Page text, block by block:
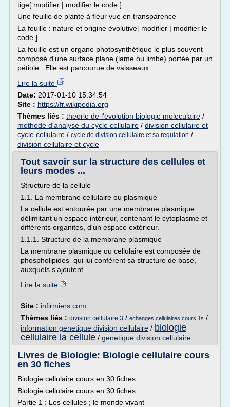
tige[ modifier | modifier le code ]
Une feuille de plante à fleur vue en transparence
La feuille : nature et origine évolutive[ modifier | modifier le
code ]
La feuille est un organe photosynthétique le plus souvent
composé d'une surface plane (lame ou limbe) portée par un
pétiole . Elle est parcourue de vaisseaux...
Lire la suite
Date: 2017-01-10 15:34:54
Site : https://fr.wikipedia.org
Thèmes liés : theorie de l'evolution biologie moleculaire /
methode d'analyse du cycle cellulaire / division cellulaire et
cycle cellulaire / cycle de division cellulaire et sa regulation /
division cellulaire et cycle
Tout savoir sur la structure des cellules et
leurs modes ...
Structure de la cellule
1.1. La membrane cellulaire ou plasmique
La cellule est entourée par une membrane plasmique
délimitant un espace intérieur, contenant le cytoplasme et
différents organites, d'un espace extérieur.
1.1.1. Structure de la membrane plasmique
La membrane plasmique ou cellulaire est composée de
phospholipides qui lui confèrent sa structure de base,
auxquels s'ajoutent...
Lire la suite
Site : infirmiers.com
Thèmes liés : division cellulaire 3 / echanges cellulaires cours 1s /
information genetique division cellulaire / biologie
cellulaire la cellule / genetique division cellulaire
Livres de Biologie: Biologie cellulaire cours
en 30 fiches
Biologie cellulaire cours en 30 fiches
Biologie cellulaire cours en 30 fiches
Partie 1 : Les cellules ; le monde vivant